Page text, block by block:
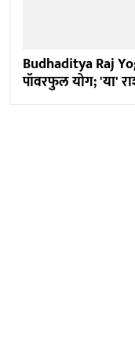
Budhaditya Raj
पॉवरफुल योग; 'या'